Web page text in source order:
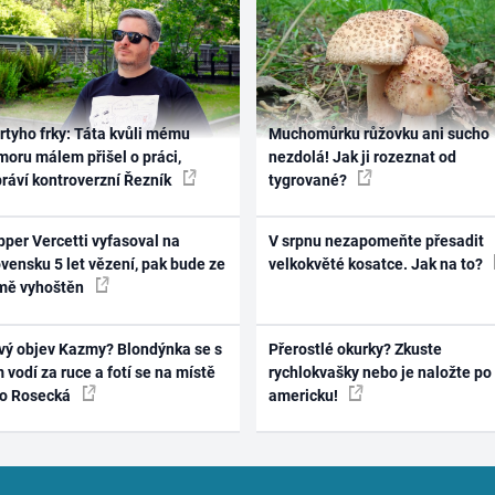
frky: Táta kvůli mému
málem přišel o práci,
kontroverzní Řezník
Vercetti vyfasoval na
5 let vězení, pak bude ze
vyhoštěn
objev Kazmy? Blondýnka se s
vodí za ruce a fotí se na místě
Rosecká
Muchomůrku růžovku ani sucho
nezdolá! Jak ji rozeznat od
tygrované?
V srpnu nezapomeňte přesadit
velkokvěté kosatce. Jak na to?
Přerostlé okurky? Zkuste
rychlokvašky nebo je naložte po
americku!